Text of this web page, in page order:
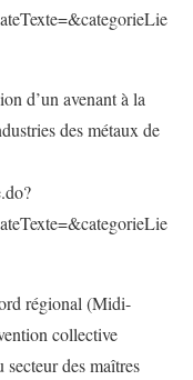
d’un avenant à la
des métaux de
régional (Midi-
collective
secteur des maîtres